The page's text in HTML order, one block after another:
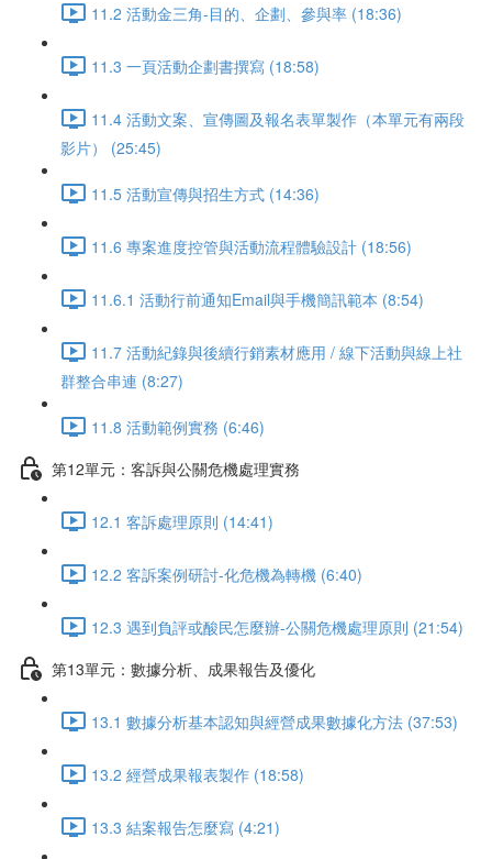
11.2 活動金三角-目的、企劃、參與率 (18:36)
11.3 一頁活動企劃書撰寫 (18:58)
11.4 活動文案、宣傳圖及報名表單製作（本單元有兩段
影片） (25:45)
11.5 活動宣傳與招生方式 (14:36)
11.6 專案進度控管與活動流程體驗設計 (18:56)
11.6.1 活動行前通知Email與手機簡訊範本 (8:54)
11.7 活動紀錄與後續行銷素材應用 / 線下活動與線上社
群整合串連 (8:27)
11.8 活動範例實務 (6:46)
第12單元：客訴與公關危機處理實務
12.1 客訴處理原則 (14:41)
12.2 客訴案例研討-化危機為轉機 (6:40)
12.3 遇到負評或酸民怎麼辦-公關危機處理原則 (21:54)
第13單元：數據分析、成果報告及優化
13.1 數據分析基本認知與經營成果數據化方法 (37:53)
13.2 經營成果報表製作 (18:58)
13.3 結案報告怎麼寫 (4:21)